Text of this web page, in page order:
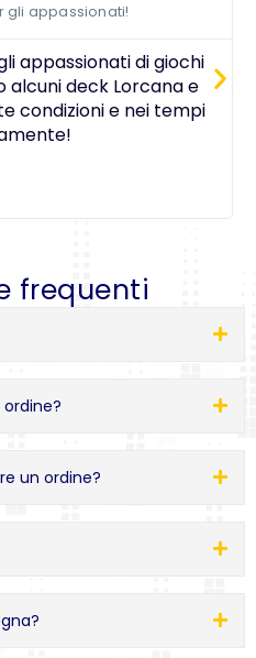
gli appassionati!
appassionati di giochi
alcuni deck Lorcana e
condizioni e nei tempi
frequenti
un ordine?